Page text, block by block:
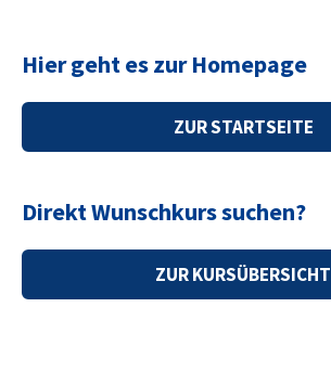
Hier geht es zur Homepage
ZUR STARTSEITE
Direkt Wunschkurs suchen?
ZUR KURSÜBERSICHT